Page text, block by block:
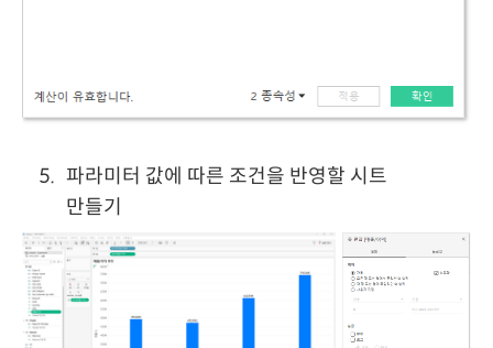
파라미터 값에 따른 조건을 반영할 시트
만들기